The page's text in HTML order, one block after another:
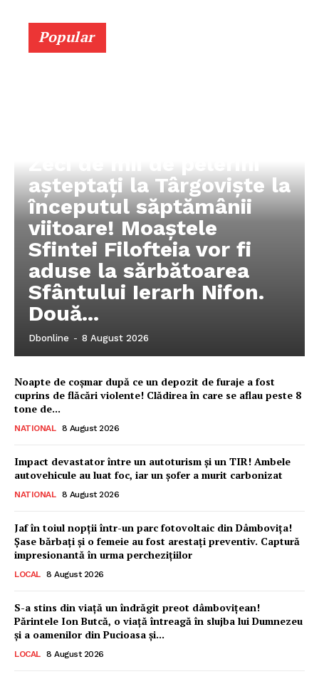
Popular
așteptați la Târgoviște la
începutul săptămânii
viitoare! Moaștele
Sfintei Filofteia vor fi
aduse la sărbătoarea
Sfântului Ierarh Nifon.
Două...
Dbonline - 8 August 2026
Noapte de coșmar după ce un depozit de furaje a fost
cuprins de flăcări violente! Clădirea în care se aflau peste 8
tone de...
NATIONAL 8 August 2026
Impact devastator între un autoturism și un TIR! Ambele
autovehicule au luat foc, iar un șofer a murit carbonizat
NATIONAL 8 August 2026
Jaf în toiul nopții într-un parc fotovoltaic din Dâmbovița!
Șase bărbați și o femeie au fost arestați preventiv. Captură
impresionantă în urma perchezițiilor
LOCAL 8 August 2026
S-a stins din viață un îndrăgit preot dâmbovițean!
Părintele Ion Butcă, o viață întreagă în slujba lui Dumnezeu
și a oamenilor din Pucioasa și...
LOCAL 8 August 2026